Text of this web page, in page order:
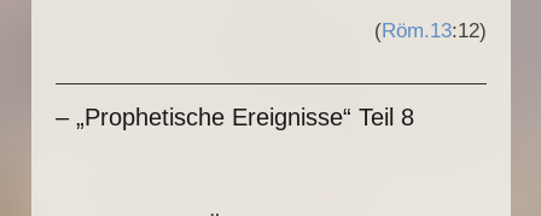
(Röm.13:12)
– „Prophetische Ereignisse“ Teil 8